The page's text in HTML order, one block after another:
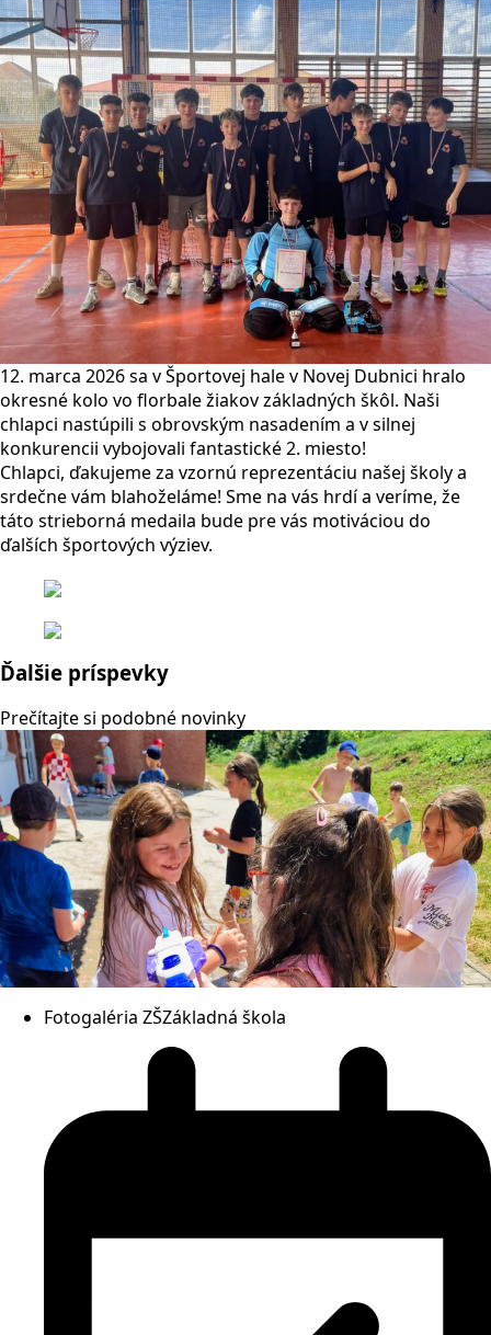
12. marca 2026 sa v Športovej hale v Novej Dubnici hralo
okresné kolo vo florbale žiakov základných škôl. Naši
chlapci nastúpili s obrovským nasadením a v silnej
konkurencii vybojovali fantastické 2. miesto!
Chlapci, ďakujeme za vzornú reprezentáciu našej školy a
srdečne vám blahoželáme! Sme na vás hrdí a veríme, že
táto strieborná medaila bude pre vás motiváciou do
ďalších športových výziev.
Ďalšie príspevky
Prečítajte si podobné novinky
Fotogaléria ZŠZákladná škola